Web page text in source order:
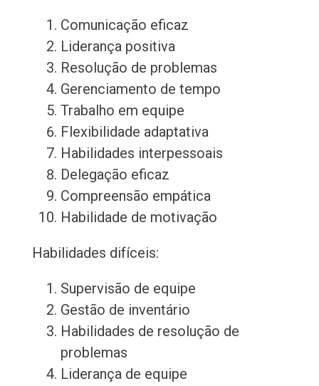
Comunicação eficaz
Liderança positiva
Resolução de problemas
Gerenciamento de tempo
Trabalho em equipe
Flexibilidade adaptativa
Habilidades interpessoais
Delegação eficaz
Compreensão empática
Habilidade de motivação
Habilidades difíceis:
Supervisão de equipe
Gestão de inventário
Habilidades de resolução de
problemas
Liderança de equipe